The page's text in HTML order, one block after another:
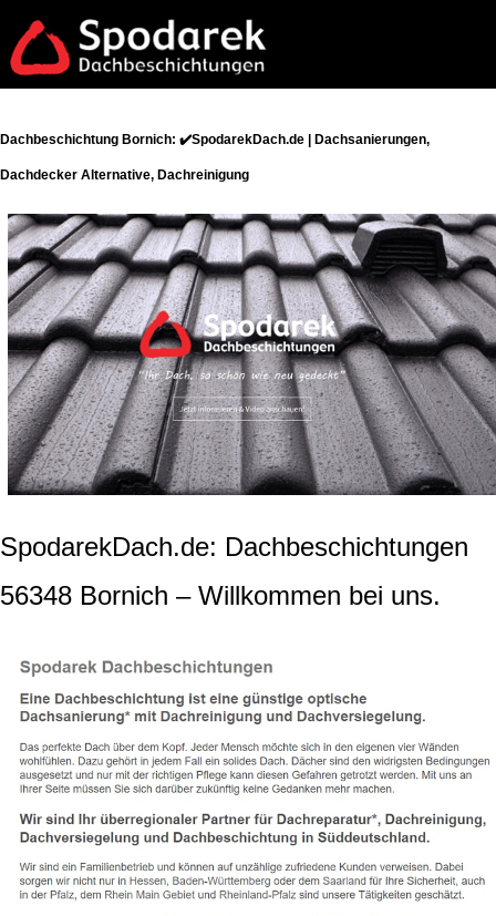
Dachbeschichtung Bornich: ✔️SpodarekDach.de | Dachsanierungen,
Dachdecker Alternative, Dachreinigung
SpodarekDach.de: Dachbeschichtungen
56348 Bornich – Willkommen bei uns.